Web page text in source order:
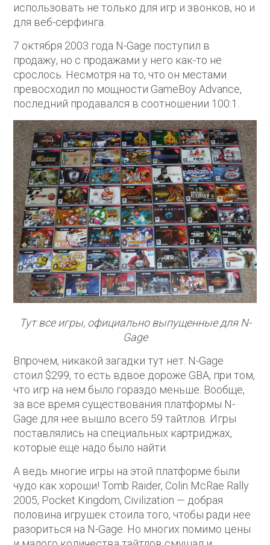
использовать не только для игр и звонков, но и
для веб-серфинга.
7 октября 2003 года N-Gage поступил в
продажу, но с продажами у него как-то не
срослось. Несмотря на то, что он местами
превосходил по мощности GameBoy Advance,
последний продавался в соотношении 100:1.
Тут все игры, официально выпущенные для N-
Gage
Впрочем, никакой загадки тут нет. N-Gage
стоил $299, то есть вдвое дороже GBA, при том,
что игр на нем было гораздо меньше. Вообще,
за все время существования платформы N-
Gage для нее вышло всего 59 тайтлов. Игры
поставлялись на специальных картриджах,
которые еще надо было найти.
А ведь многие игры на этой платформе были
чудо как хороши! Tomb Raider, Colin McRae Rally
2005, Pocket Kingdom, Civilization — добрая
половина игрушек стоила того, чтобы ради нее
разориться на N-Gage. Но многих помимо цены